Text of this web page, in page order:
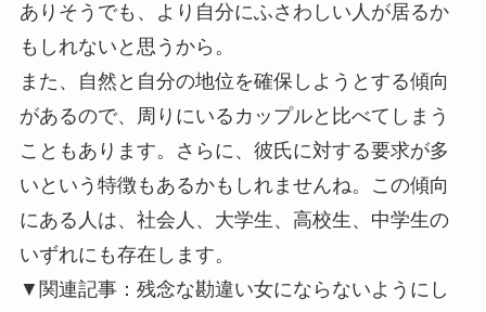
ありそうでも、より自分にふさわしい人が居るか
もしれないと思うから。
また、自然と自分の地位を確保しようとする傾向
があるので、周りにいるカップルと比べてしまう
こともあります。さらに、彼氏に対する要求が多
いという特徴もあるかもしれませんね。この傾向
にある人は、社会人、大学生、高校生、中学生の
いずれにも存在します。
▼関連記事：残念な勘違い女にならないようにし